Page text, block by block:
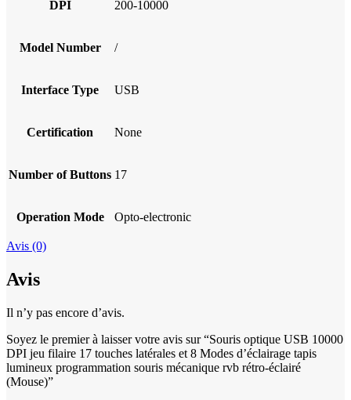
DPI 200-10000
Model Number /
Interface Type USB
Certification None
Number of Buttons 17
Operation Mode Opto-electronic
Avis (0)
Avis
Il n’y pas encore d’avis.
Soyez le premier à laisser votre avis sur “Souris optique USB 10000
DPI jeu filaire 17 touches latérales et 8 Modes d’éclairage tapis
lumineux programmation souris mécanique rvb rétro-éclairé
(Mouse)”